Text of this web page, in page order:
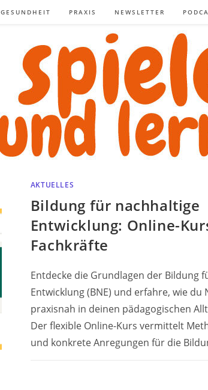
GESUNDHEIT PRAXIS NEWSLETTER
AKTUELLES
Bildung für nachhaltige
Entwicklung: Online-
Fachkräfte
Entdecke die Grundlagen der Bildung
Entwicklung (BNE) und erfahre, wie du
praxisnah in deinen pädagogischen
Der flexible Online-Kurs vermittelt
und konkrete Anregungen für die